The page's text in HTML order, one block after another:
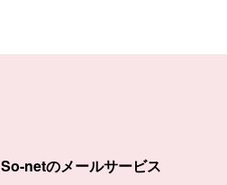
So-netのメールサービス